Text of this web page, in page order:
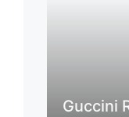
Guccini